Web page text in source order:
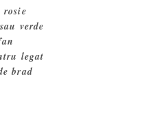
rosie
verde
legat
brad